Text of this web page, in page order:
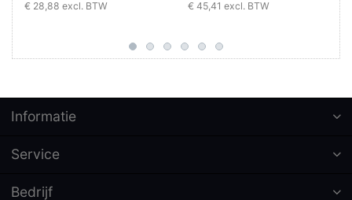
€ 28,88 excl. BTW
€ 45,41 excl. BTW
Informatie
Service
Bedrijf